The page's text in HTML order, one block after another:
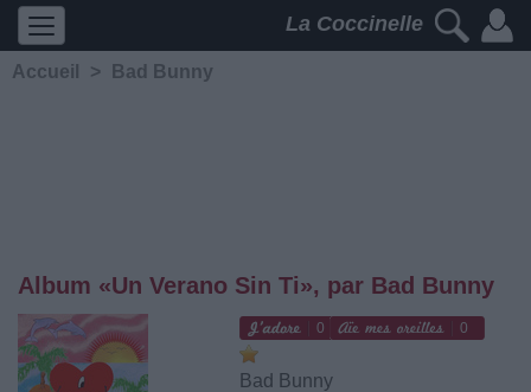
La Coccinelle
Accueil > Bad Bunny
Album «Un Verano Sin Ti», par Bad Bunny
0 0
Bad Bunny